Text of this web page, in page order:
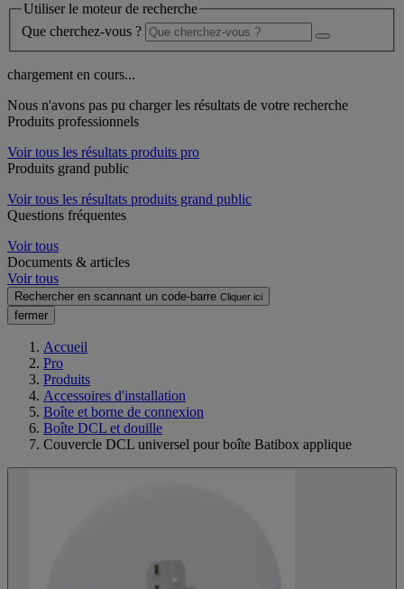
Utiliser le moteur de recherche
Que cherchez-vous ?
chargement en cours...
Nous n'avons pas pu charger les résultats de votre recherche
Produits professionnels
Voir tous les résultats produits pro
Produits grand public
Voir tous les résultats produits grand public
Questions fréquentes
Voir tous
Documents & articles
Voir tous
Rechercher en scannant un code-barre Cliquer ici
fermer
Accueil
Pro
Produits
Accessoires d'installation
Boîte et borne de connexion
Boîte DCL et douille
Couvercle DCL universel pour boîte Batibox applique